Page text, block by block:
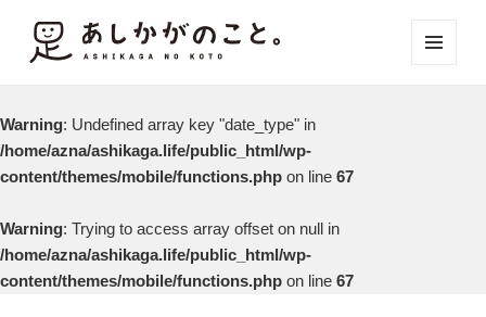
Warning: Undefined array key "date_type" in
/home/azna/ashikaga.life/public_html/wp-
content/themes/mobile/functions.php on line 67
Warning: Trying to access array offset on null in
/home/azna/ashikaga.life/public_html/wp-
content/themes/mobile/functions.php on line 67